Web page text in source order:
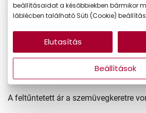
Ár: 89.990 Ft
A feltűntetett ár a szemüvegkeretre
beállításaidat a későbbiekben bármikor
láblécben található Süti (Cookie)
Beállítások
Elutasítás